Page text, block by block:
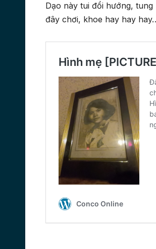
Dạo này tui đổi hướng,
đây chơi, khoe hay hay